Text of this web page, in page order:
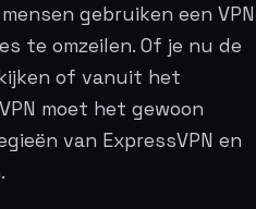
gebruiken een VPN
te omzeilen. Of je nu de
of vanuit het
moet het gewoon
van ExpressVPN en